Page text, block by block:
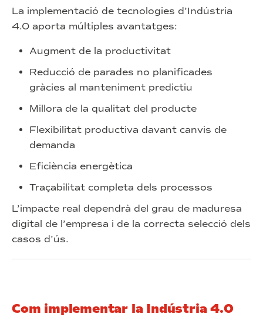
La implementació de tecnologies d’Indústria
4.0 aporta múltiples avantatges:
Augment de la productivitat
Reducció de parades no planificades
gràcies al manteniment predictiu
Millora de la qualitat del producte
Flexibilitat productiva davant canvis de
demanda
Eficiència energètica
Traçabilitat completa dels processos
L’impacte real dependrà del grau de maduresa
digital de l’empresa i de la correcta selecció dels
casos d’ús.
Com implementar la Indústria 4.0